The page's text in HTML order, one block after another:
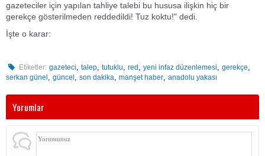
gazeteciler için yapılan tahliye talebi bu hususa ilişkin hiç bir
gerekçe gösterilmeden reddedildi! Tuz koktu!" dedi.
İşte o karar:
Etiketler: gazeteci,talep,tutuklu,red ,yeni infaz düzenlemesi,gerekçe,
serkan günel , güncel , son dakika, manşet haber, anadolu yakası
Yorumlar